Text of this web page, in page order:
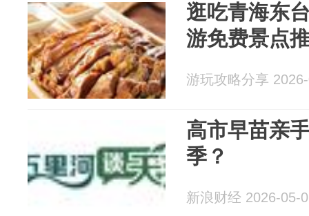
逛吃青海东
游免费景点
游玩攻略分享
高市早苗亲
季？
新浪财经 2026-05-